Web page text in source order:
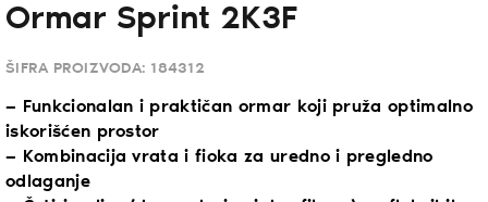
Ormar Sprint 2K3F
ŠIFRA PROIZVODA: 184312
— Funkcionalan i praktičan ormar koji pruža optimalno
iskorišćen prostor
— Kombinacija vrata i fioka za uredno i pregledno
odlaganje